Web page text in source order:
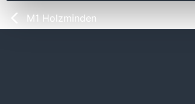
M1 Holzminden